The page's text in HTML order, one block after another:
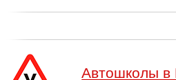
Автошколы в